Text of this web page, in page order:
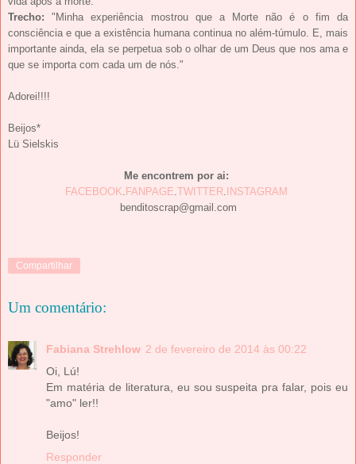
Trecho:"Minha experiência mostrou que a Morte não é o fim da
consciência e que a existência humana continua no além-túmulo.
E, mais
importante ainda, ela se perpetua sob o olhar de um Deus que nos ama e
que se importa com cada um de nós."
Adorei!!!!
Beijos*
Lü Sielskis
Me encontrem por ai:
FACEBOOK FANPAGE TWITTER
INSTAGRAM
benditoscrap@gmail.com
Compartilhar
Um comentário:
Fabiana Strehlow 2 de fevereiro de 2014 às 00:22
Oi, Lú!
Em matéria de literatura, eu sou suspeita pra falar, pois eu
"amo" ler!!
Beijos!
Responder